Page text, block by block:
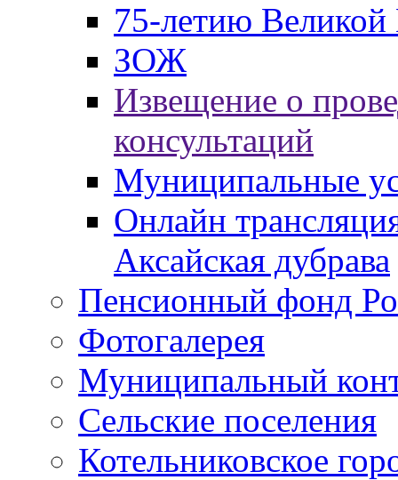
75-летию
ЗОЖ
Извещение о
консультаций
Муниципальные
Онлайн
Аксайская дубрава
Пенсионный фонд
Фотогалерея
Муниципальный
Сельские поселения
Котельниковское